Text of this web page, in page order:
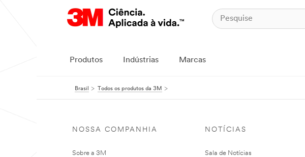
Produtos Indústrias Marcas
Brasil Todos os produtos da 3M
NOSSA COMPANHIA
Sobre a 3M
NOTÍCIAS
Sala de Notícias